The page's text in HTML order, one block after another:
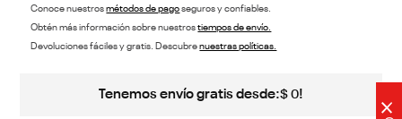
×
Conoce nuestrosmétodos de pagoseguros y confiables.
Obtén más información sobre nuestrostiempos de envío.
Devoluciones fáciles y gratis. Descubrenuestras políticas.
Tenemos envío gratis desde:$ 0!